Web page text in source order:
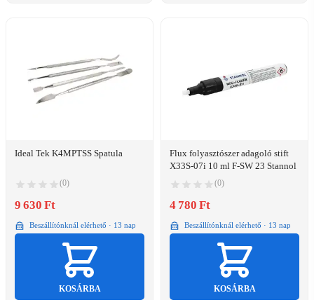
Ideal Tek K4MPTSS Spatula
(0)
9 630 Ft
Beszállítónknál elérhető · 13 nap
KOSÁRBA
Flux folyasztószer adagoló stift
X33S-07i 10 ml F-SW 23 Stannol
(0)
4 780 Ft
Beszállítónknál elérhető · 13 nap
KOSÁRBA